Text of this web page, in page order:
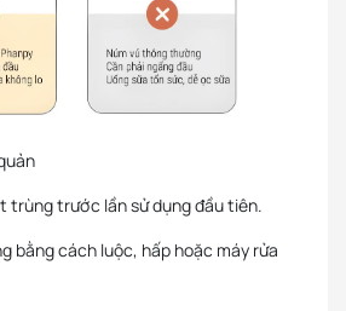
trùng trước lần sử dụng đầu tiên.
bằng cách luộc, hấp hoặc máy rửa